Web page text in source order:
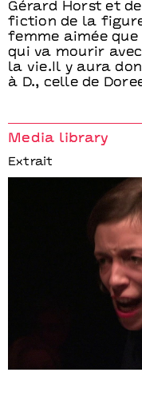
Gérard Horst et
fiction de la
femme aimée que
qui va mourir
la vie.Il y aura
à D., celle de
Media library
Extrait